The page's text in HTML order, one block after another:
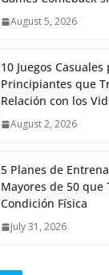
August 5, 2026
10 Juegos Casuales
Principiantes que
Relación con los
August 2, 2026
5 Planes de
Mayores de 50
Condición Física
July 31, 2026